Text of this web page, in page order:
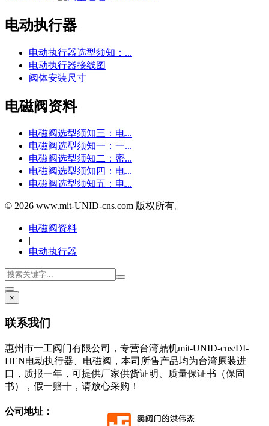
电动执行器
电动执行器选型须知：...
电动执行器接线图
阀体安装尺寸
电磁阀资料
电磁阀选型须知三：电...
电磁阀选型须知一：一...
电磁阀选型须知二：密...
电磁阀选型须知四：电...
电磁阀选型须知五：电...
© 2026 www.mit-UNID-cns.com 版权所有。
电磁阀资料
|
电动执行器
×
联系我们
惠州市一工阀门有限公司，专营台湾鼎机mit-UNID-cns/DI-
HEN电动执行器、电磁阀，本司所售产品均为台湾原装进
口，质报一年，可提供厂家供货证明、质量保证书（保固
书），假一赔十，请放心采购！
公司地址：